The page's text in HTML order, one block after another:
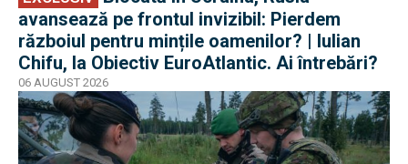
avansează pe frontul invizibil: Pierdem
războiul pentru mințile oamenilor? | Iulian
Chifu, la Obiectiv EuroAtlantic. Ai întrebări?
06 AUGUST 2026